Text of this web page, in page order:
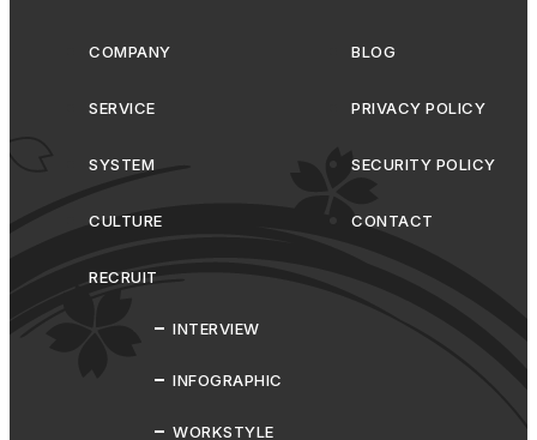
COMPANY
SERVICE
SYSTEM
CULTURE
RECRUIT
INTERVIEW
INFOGRAPHIC
WORKSTYLE
BLOG
PRIVACY POLICY
SECURITY POLICY
CONTACT